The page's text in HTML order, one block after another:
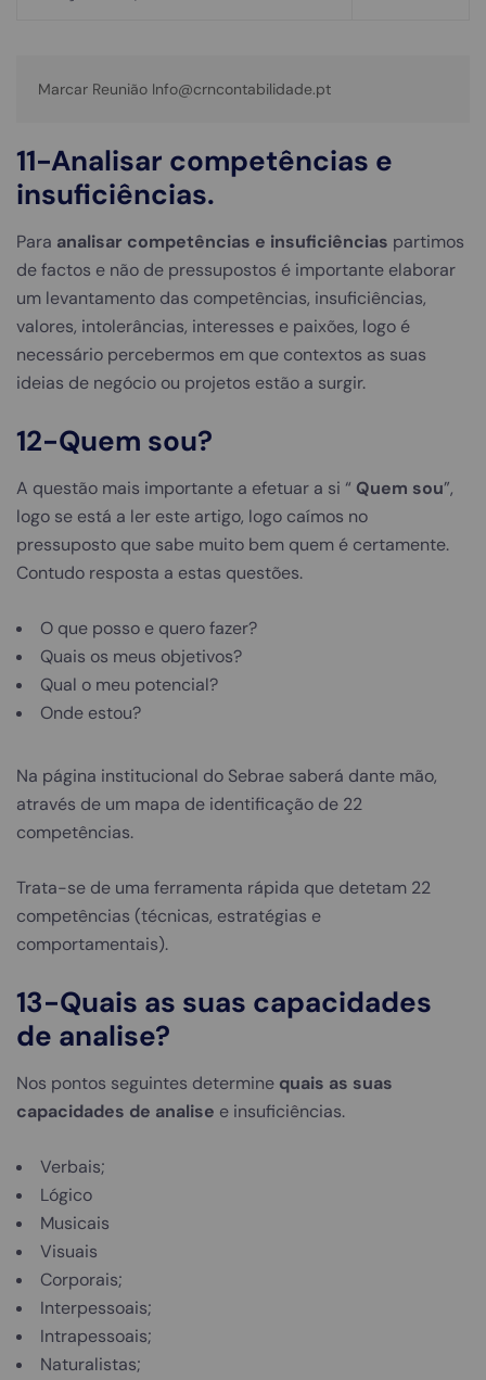
Marcar Reunião Info@crncontabilidade.pt
11-Analisar competências e
insuficiências.
Para analisar competências e insuficiências partimos
de factos e não de pressupostos é importante elaborar
um levantamento das competências, insuficiências,
valores, intolerâncias, interesses e paixões, logo é
necessário percebermos em que contextos as suas
ideias de negócio ou projetos estão a surgir.
12-Quem sou?
A questão mais importante a efetuar a si “ Quem sou”,
logo se está a ler este artigo, logo caímos no
pressuposto que sabe muito bem quem é certamente.
Contudo resposta a estas questões.
O que posso e quero fazer?
Quais os meus objetivos?
Qual o meu potencial?
Onde estou?
Na página institucional do Sebrae saberá dante mão,
através de um mapa de identificação de 22
competências.
Trata-se de uma ferramenta rápida que detetam 22
competências (técnicas, estratégias e
comportamentais).
13-Quais as suas capacidades
de analise?
Nos pontos seguintes determine quais as suas
capacidades de analise e insuficiências.
Verbais;
Lógico
Musicais
Visuais
Corporais;
Interpessoais;
Intrapessoais;
Naturalistas;